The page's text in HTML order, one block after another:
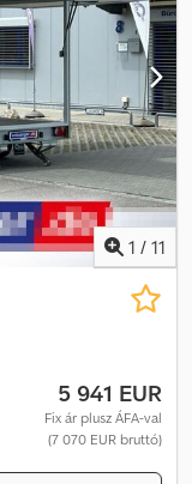
1 / 11
5 941 EUR
Fix ár plusz ÁFA-val
(7 070 EUR bruttó)